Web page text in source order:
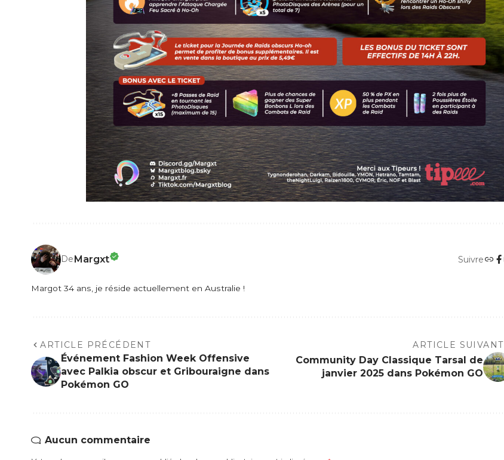
DeMargxt Suivre
Margot 34 ans, je réside actuellement en Australie !
ARTICLE PRÉCÉDENT
Événement Fashion Week Offensive
avec Palkia obscur et Gribouraigne dans
Pokémon GO
ARTICLE SUIVANT
Community Day Classique Tarsal de
janvier 2025 dans Pokémon GO
Aucun commentaire